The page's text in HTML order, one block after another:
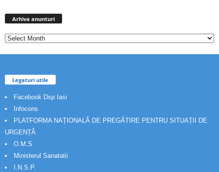
Arhiva anunturi
Legaturi utile
Facebook Dsp Iasi
Infocons
PLATFORMA NAȚIONALĂ DE PREGĂTIRE PENTRU SITUAȚII DE
URGENȚĂ
O.M.S
Ministerul Sanatatii
I.N.S.P.